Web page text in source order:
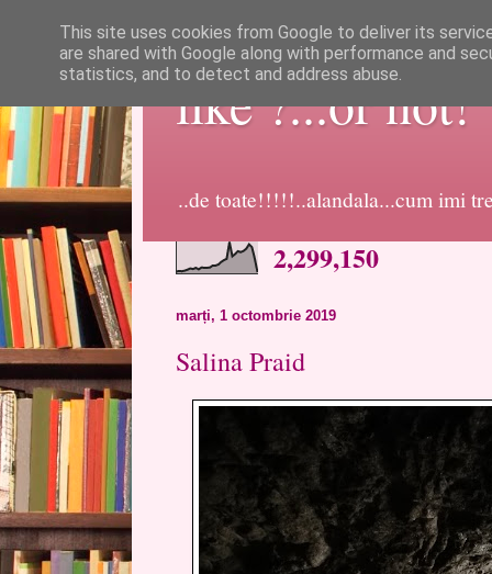
like ?...or not!
..de toate!!!!!..alandala...cum imi
2,299,150
marți, 1 octombrie 2019
Salina Praid
This site uses cookies from Google to deliver its
are shared with Google along with performance and
statistics, and to detect and address abuse.